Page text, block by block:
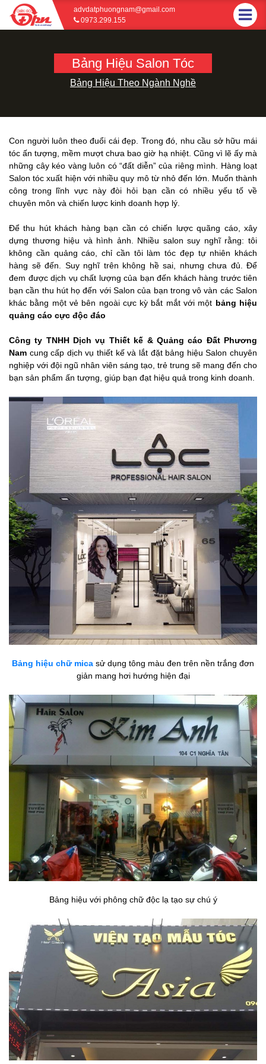
advdatphuongnam@gmail.com
0973.299.155
Bảng Hiệu Salon Tóc
Bảng Hiệu Theo Ngành Nghề
Con người luôn theo đuổi cái đẹp. Trong đó, nhu cầu sở hữu mái
tóc ấn tượng, mềm mượt chưa bao giờ hạ nhiệt. Cũng vì lẽ ấy mà
những cây kéo vàng luôn có “đất diễn” của riêng mình. Hàng loạt
Salon tóc xuất hiện với nhiều quy mô từ nhỏ đến lớn. Muốn thành
công trong lĩnh vực này đòi hỏi bạn cần có nhiều yếu tố về
chuyên môn và chiến lược kinh doanh hợp lý.
Để thu hút khách hàng bạn cần có chiến lược quãng cáo, xây
dựng thương hiệu và hình ảnh. Nhiều salon suy nghĩ rằng: tôi
không cần quảng cáo, chỉ cần tôi làm tóc đẹp tự nhiên khách
hàng sẽ đến. Suy nghĩ trên không hề sai, nhưng chưa đủ. Để
đem được dịch vụ chất lượng của bạn đến khách hàng trước tiên
bạn cần thu hút họ đến với Salon của bạn trong vô vàn các Salon
khác bằng một vẻ bên ngoài cực kỳ bắt mắt với một bảng hiệu
quảng cáo cực độc đáo
Công ty TNHH Dịch vụ Thiết kế & Quảng cáo Đất Phương
Nam cung cấp dịch vụ thiết kế và lắt đặt bảng hiệu Salon chuyên
nghiệp với đội ngũ nhân viên sáng tạo, trẻ trung sẽ mang đến cho
bạn sản phẩm ấn tượng, giúp bạn đạt hiệu quả trong kinh doanh.
Bảng hiệu chữ mica sử dụng tông màu đen trên nền trắng đơn
giản mang hơi hướng hiện đại
Bảng hiệu với phông chữ độc lạ tạo sự chú ý